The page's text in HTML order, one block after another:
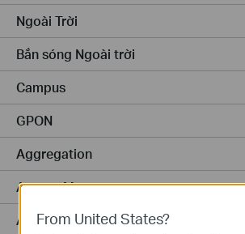
Ngoài Trời
Bắn sóng Ngoài trời
Campus
GPON
Aggregation
Access Max
Access Pro
From United States?